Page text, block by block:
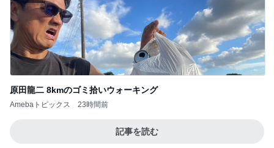
原田龍二 8kmのゴミ拾いウォーキング
Amebaトピックス 23時間前
記事を読む